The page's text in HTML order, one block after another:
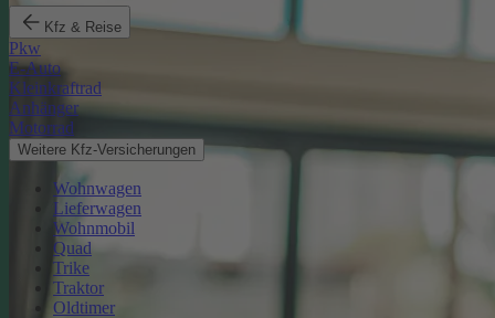
Kfz & Reise
Pkw
E-Auto
Kleinkraftrad
Anhänger
Motorrad
Weitere Kfz-Versicherungen
Wohnwagen
Lieferwagen
Wohnmobil
Quad
Trike
Traktor
Oldtimer